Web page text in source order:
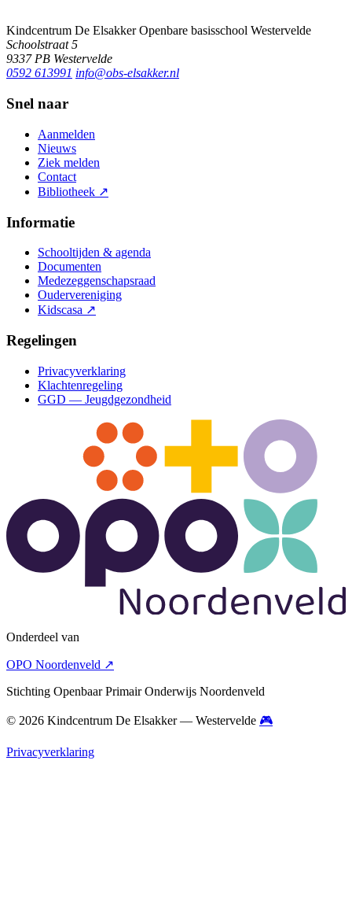
Kindcentrum De Elsakker Openbare basisschool Westervelde
Schoolstraat 5
9337 PB Westervelde
0592 613991 info@obs-elsakker.nl
Snel naar
Aanmelden
Nieuws
Ziek melden
Contact
Bibliotheek ↗
Informatie
Schooltijden & agenda
Documenten
Medezeggenschapsraad
Oudervereniging
Kidscasa ↗
Regelingen
Privacyverklaring
Klachtenregeling
GGD — Jeugdgezondheid
Onderdeel van
OPO Noordenveld ↗
Stichting Openbaar Primair Onderwijs Noordenveld
© 2026 Kindcentrum De Elsakker — Westervelde 🎮
Privacyverklaring